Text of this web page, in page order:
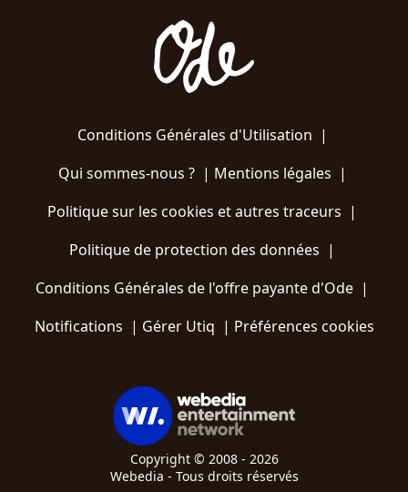
Conditions Générales d'Utilisation |
Qui sommes-nous ?| Mentions légales |
Politique sur les cookies et autres traceurs |
Politique de protection des données |
Conditions Générales de l'offre payante d'Ode |
Notifications | Gérer Utiq | Préférences cookies
Copyright © 2008 - 2026
Webedia - Tous droits réservés